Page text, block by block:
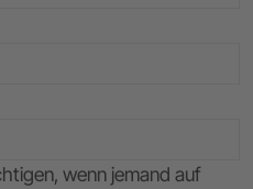
wenn jemand auf